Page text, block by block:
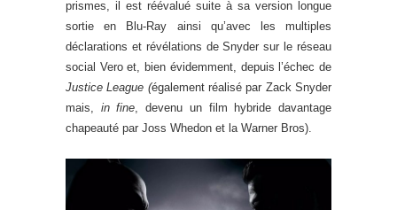
prismes, il est réévalué suite à sa version longue
sortie en Blu-Ray ainsi qu’avec les multiples
déclarations et révélations de Snyder sur le réseau
social Vero et, bien évidemment, depuis l’échec de
Justice League (également réalisé par Zack Snyder
mais, in fine, devenu un film hybride davantage
chapeauté par Joss Whedon et la Warner Bros).